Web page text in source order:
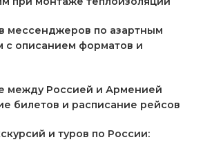
мессенджеров по азартным
с описанием форматов и
между Россией и Арменией
билетов и расписание рейсов
и туров по России: